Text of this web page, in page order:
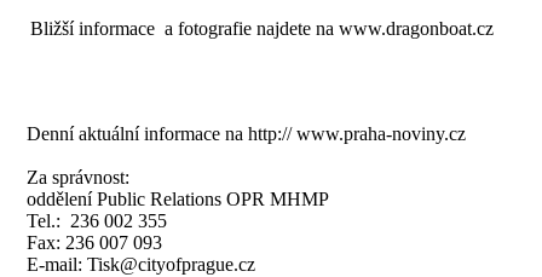
Bližší informace a fotografie najdete na www.dragonboat.cz
Denní aktuální informace na http:// www.praha-noviny.cz
Za správnost:
oddělení Public Relations OPR MHMP
Tel.: 236 002 355
Fax: 236 007 093
E-mail: Tisk@cityofprague.cz